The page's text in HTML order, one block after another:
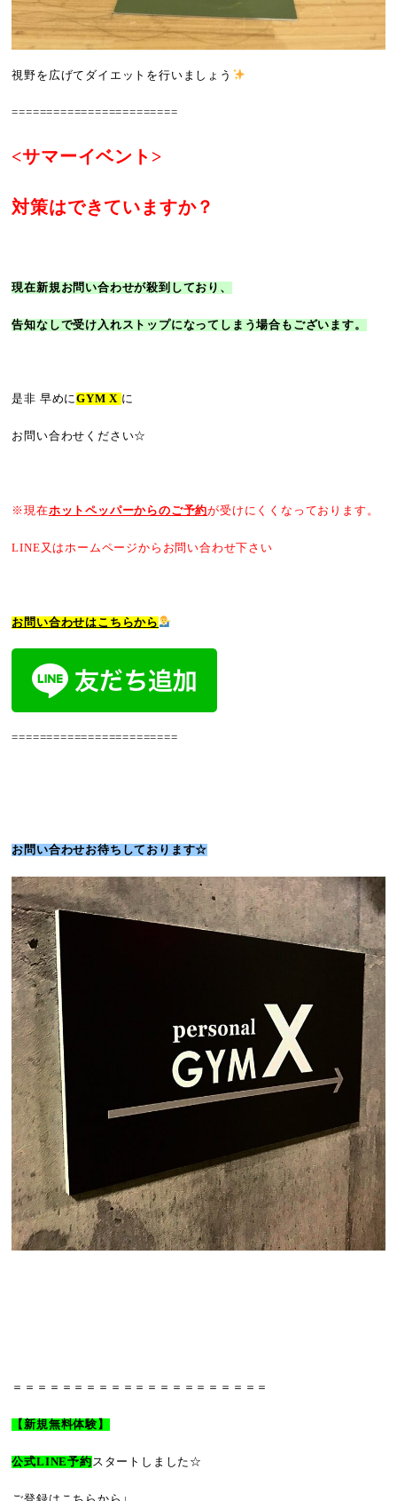
視野を広げてダイエットを行いましょう
========================
<サマーイベント>
対策はできていますか？
現在新規お問い合わせが殺到しており、
告知なしで受け入れストップになってしまう場合もございます。
是非 早めにGYM X に
お問い合わせください☆
※現在ホットペッパーからのご予約が受けにくくなっております。
LINE又はホームページからお問い合わせ下さい
お問い合わせはこちらから
========================
お問い合わせお待ちしております☆
＝＝＝＝＝＝＝＝＝＝＝＝＝＝＝＝＝＝＝＝＝
【新規無料体験】
公式LINE予約 スタートしました☆